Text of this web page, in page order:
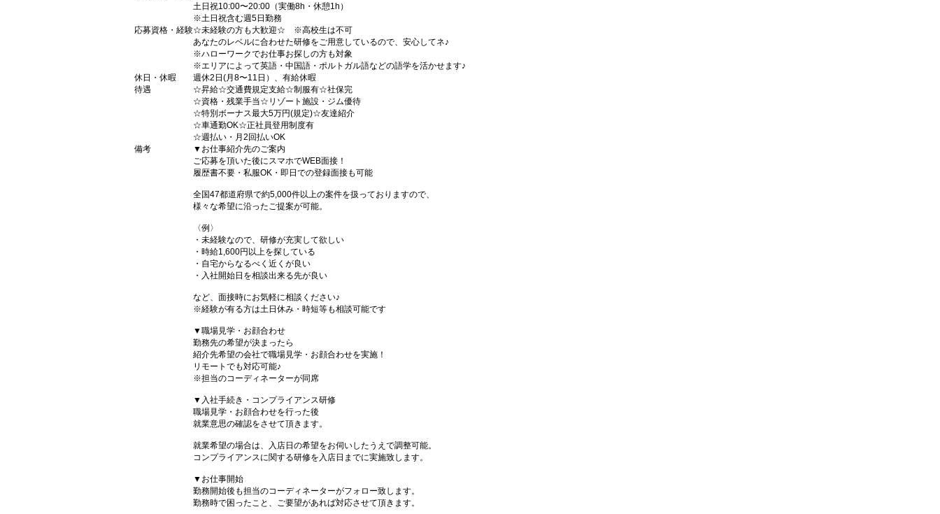
土日祝10:00〜20:00（実働8h・休憩1h）
※土日祝含む週5日勤務
応募資格・経験☆未経験の方も大歓迎☆ ※高校生は不可
あなたのレベルに合わせた研修をご用意しているので、安心してネ♪
※ハローワークでお仕事お探しの方も対象
※エリアによって英語・中国語・ポルトガル語などの語学を活かせます♪
休日・休暇
週休2日(月8〜11日）、有給休暇
待遇
☆昇給☆交通費規定支給☆制服有☆社保完
☆資格・残業手当☆リゾート施設・ジム優待
☆特別ボーナス最大5万円(規定)☆友達紹介
☆車通勤OK☆正社員登用制度有
☆週払い・月2回払いOK
備考
▼お仕事紹介先のご案内
ご応募を頂いた後にスマホでWEB面接！
履歴書不要・私服OK・即日での登録面接も可能
全国47都道府県で約5,000件以上の案件を扱っておりますので、
様々な希望に沿ったご提案が可能。
〈例〉
・未経験なので、研修が充実して欲しい
・時給1,600円以上を探している
・自宅からなるべく近くが良い
・入社開始日を相談出来る先が良い
など、面接時にお気軽に相談ください♪
※経験が有る方は土日休み・時短等も相談可能です
▼職場見学・お顔合わせ
勤務先の希望が決まったら
紹介先希望の会社で職場見学・お顔合わせを実施！
リモートでも対応可能♪
※担当のコーディネーターが同席
▼入社手続き・コンプライアンス研修
職場見学・お顔合わせを行った後
就業意思の確認をさせて頂きます。
就業希望の場合は、入店日の希望をお伺いしたうえで調整可能。
コンプライアンスに関する研修を入店日までに実施致します。
▼お仕事開始
勤務開始後も担当のコーディネーターがフォロー致します。
勤務時で困ったこと、ご要望があれば対応させて頂きます。